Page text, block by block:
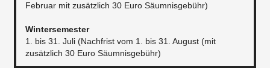
Februar mit zusätzlich 30 Euro Säumnisgebühr)
Wintersemester
1. bis 31. Juli (Nachfrist vom 1. bis 31. August (mit
zusätzlich 30 Euro Säumnisgebühr)